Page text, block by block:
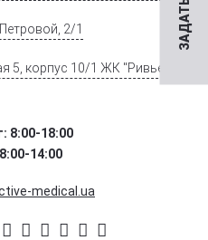
2/1
5, корпус 10/1 ЖК "Ривьера".
8:00-18:00
14:00
medical.ua